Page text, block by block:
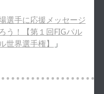
選手に応援メッセージ
う！【第１回FIGパル
世界選手権】
」